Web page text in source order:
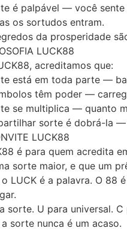
é palpável — você sente
os sortudos entram.
da prosperidade
LUCK88
acreditamos que:
está em toda parte —
têm poder —
se multiplica — quanto
sorte é dobrá-la —
LUCK88
é para quem acredita
sorte maior, e que um
LUCK é a palavra. O 88
sorte. U para universal.
sorte nunca é um acaso.